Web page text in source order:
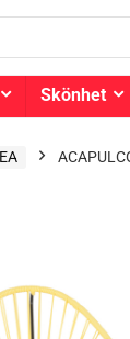
Skönhet